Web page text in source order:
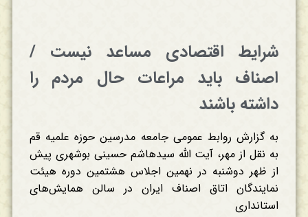
شرایط اقتصادی مساعد نیست /
اصناف باید مراعات حال مردم را
داشته باشند
به گزارش روابط عمومی جامعه مدرسین حوزه علمیه قم
به نقل از مهر، آیت الله سیدهاشم حسینی بوشهری پیش
از ظهر دوشنبه در نهمین اجلاس هشتمین دوره هیئت
نمایندگان اتاق اصناف ایران در سالن همایش‌های
استانداری